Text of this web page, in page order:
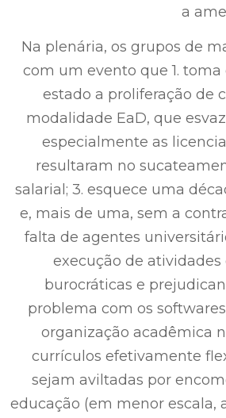
a
Na plenária, os grupos de
com um evento que 1.
estado a proliferação de
modalidade EaD, que
especialmente as
resultaram no
salarial; 3. esquece uma
e, mais de uma, sem a
falta de agentes
execução de
burocráticas e
problema com os
organização acadêmica
currículos efetivamente
sejam aviltadas por
educação (em menor escala,